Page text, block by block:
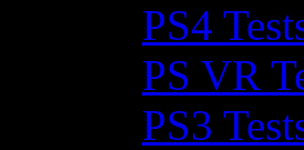
PS4
PS VR
PS3